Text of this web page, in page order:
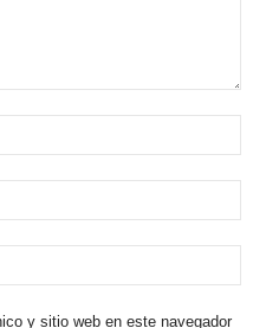
y sitio web en este navegador